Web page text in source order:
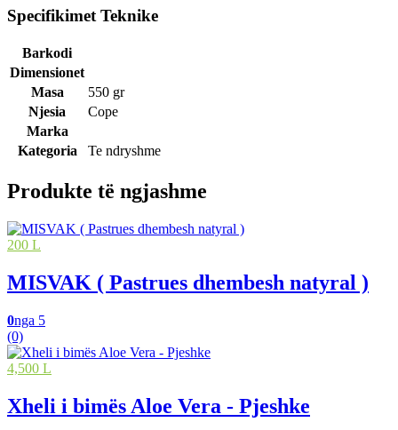
Specifikimet Teknike
Barkodi
Dimensionet
Masa
550 gr
Njesia
Cope
Marka
Kategoria
Te ndryshme
Produkte të ngjashme
200 L
MISVAK ( Pastrues dhembesh natyral )
0nga 5
(0)
4,500 L
Xheli i bimës Aloe Vera - Pjeshke